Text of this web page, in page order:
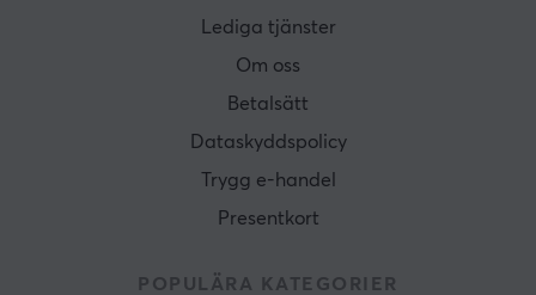
Lediga tjänster
Om oss
Betalsätt
Dataskyddspolicy
Trygg e-handel
Presentkort
POPULÄRA KATEGORIER